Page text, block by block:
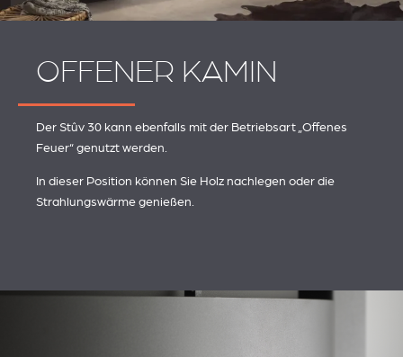
OFFENER KAMIN
Der Stûv 30 kann ebenfalls mit der Betriebsart „Offenes
Feuer“ genutzt werden.
In dieser Position können Sie Holz nachlegen oder die
Strahlungswärme genießen.